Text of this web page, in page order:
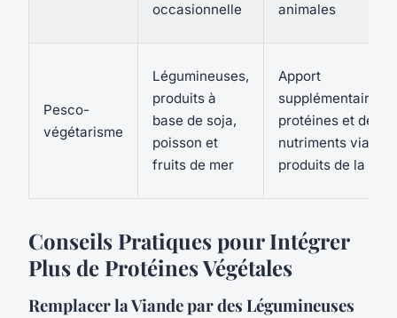
occasionnelle
animales
Pesco-
végétarisme
Légumineuses,
produits à
base de soja,
poisson et
fruits de mer
Apport
supplémentaire de
protéines et de
nutriments via les
produits de la mer
Conseils Pratiques pour Intégrer
Plus de Protéines Végétales
Remplacer la Viande par des Légumineuses